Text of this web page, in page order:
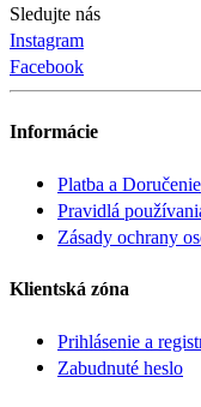
Sledujte nás
Instagram
Facebook
Informácie
Platba a Doručenie
Pravidlá
Zásady ochrany
Klientská zóna
Prihlásenie a
Zabudnuté heslo